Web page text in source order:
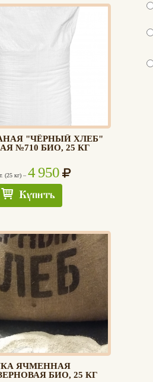
"ЧЁРНЫЙ ХЛЕБ"
№710 БИО, 25 КГ
(25 кг) – 4 950
Купить
ЯЧМЕННАЯ
БИО, 25 КГ